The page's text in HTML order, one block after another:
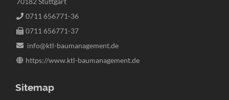
0711 656771-36
0711 656771-37
info@ktl-baumanagement.de
https://www.ktl-baumanagement.de
Sitemap